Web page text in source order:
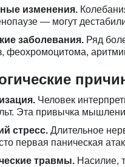
изменения.
— могут
заболевания. Ряд
феохромоцитома,
Человек
Эта привычка
стресс. Длительное
первая паническая
травмы. Насилие,